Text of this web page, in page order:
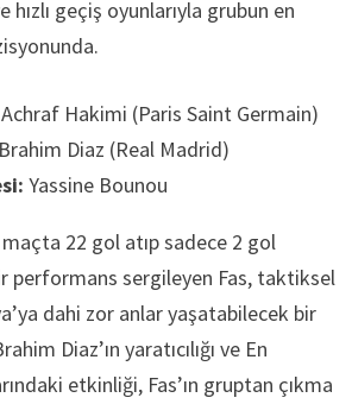
geçiş oyunlarıyla grubun en
Achraf Hakimi (Paris Saint Germain)
Brahim Diaz (Real Madrid)
Yassine Bounou
22 gol atıp sadece 2 gol
performans sergileyen Fas, taktiksel
dahi zor anlar yaşatabilecek bir
Diaz’ın yaratıcılığı ve En
etkinliği, Fas’ın gruptan çıkma